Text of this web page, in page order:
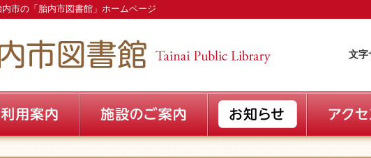
内市の「胎内市図書館」ホームページ
文字